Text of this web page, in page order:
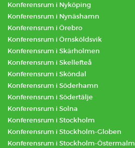
Konferensrum i Nyköping
Konferensrum i Nynäshamn
Konferensrum i Örebro
Konferensrum i Örnsköldsvik
Konferensrum i Skärholmen
Konferensrum i Skellefteå
Konferensrum i Sköndal
Konferensrum i Söderhamn
Konferensrum i Södertälje
Konferensrum i Solna
Konferensrum i Stockholm
Konferensrum i Stockholm-Globen
Konferensrum i Stockholm-Östermalm